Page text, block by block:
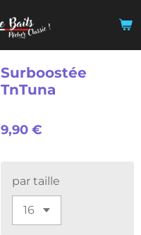
Surboostée
TnTuna
9,90 €
par taille